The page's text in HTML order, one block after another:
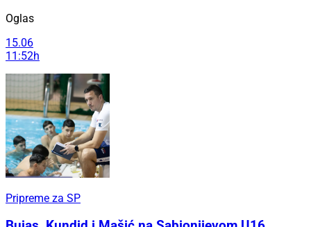
Oglas
15.06
11:52h
Pripreme za SP